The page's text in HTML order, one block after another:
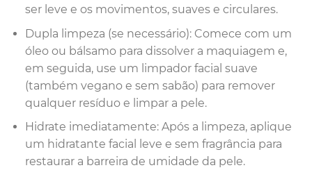
ser leve e os movimentos, suaves e circulares.
Dupla limpeza (se necessário): Comece com um
óleo ou bálsamo para dissolver a maquiagem e,
em seguida, use um limpador facial suave
(também vegano e sem sabão) para remover
qualquer resíduo e limpar a pele.
Hidrate imediatamente: Após a limpeza, aplique
um hidratante facial leve e sem fragrância para
restaurar a barreira de umidade da pele.